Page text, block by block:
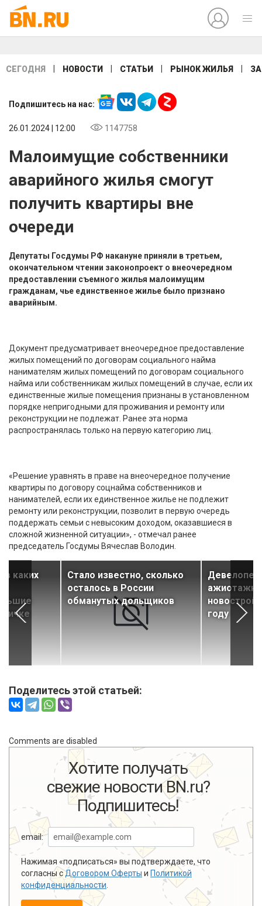
СЕГОДНЯ НОВОСТИ СТАТЬИ РЫНОК ЖИЛЬЯ
Подпишитесь на нас:
26.01.2024 | 12:00 1147758
Малоимущие собственники
аварийного жилья смогут
получить квартиры вне
очереди
Депутаты Госдумы РФ накануне приняли в третьем,
окончательном чтении законопроект о внеочередном
предоставлении съемного жилья малоимущим
гражданам, чье единственное жилье было признано
аварийным.
Документ предусматривает внеочередное предоставление
жилых помещений по договорам социального найма
нанимателям жилых помещений по договорам социального
найма или собственникам жилых помещений в случае, если их
единственные жилые помещения признаны в установленном
порядке непригодными для проживания и ремонту или
реконструкции не подлежат. Ранее эта норма
распространялась только на первую категорию лиц.
«Решение уравнять в праве на внеочередное получение
квартиры по договору соцнайма собственников и
нанимателей, если их единственное жилье не подлежит
ремонту или реконструкции, позволит в первую очередь
поддержать семьи с невысоким доходом, оказавшиеся в
сложной жизненной ситуации», - отмечал ранее
председатель Госдумы Вячеслав Володин.
в каких
Стало известно, сколько
осталось в России
обманутых дольщиков
Девелопер
году
Поделитесь этой статьей:
Comments are disabled
Хотите получать
свежие новости BN.ru?
Подпишитесь!
email:
Нажимая «подписаться» вы подтверждаете, что
согласны сДоговором Оферты и Политикой
конфиденциальности